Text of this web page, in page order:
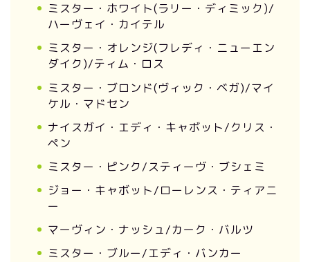
ミスター・ホワイト(ラリー・ディミック)/
ハーヴェイ・カイテル
ミスター・オレンジ(フレディ・ニューエン
ダイク)/ティム・ロス
ミスター・ブロンド(ヴィック・ベガ)/マイ
ケル・マドセン
ナイスガイ・エディ・キャボット/クリス・
ペン
ミスター・ピンク/スティーヴ・ブシェミ
ジョー・キャボット/ローレンス・ティアニ
ー
マーヴィン・ナッシュ/カーク・バルツ
ミスター・ブルー/エディ・バンカー